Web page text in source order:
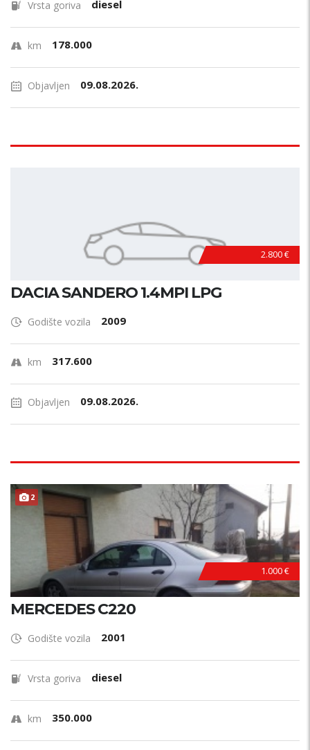
Vrsta goriva diesel
km 178.000
Objavljen 09.08.2026.
2.800 €
DACIA SANDERO 1.4MPI LPG
Godište vozila 2009
km 317.600
Objavljen 09.08.2026.
2
1.000 €
MERCEDES C220
Godište vozila 2001
Vrsta goriva diesel
km 350.000